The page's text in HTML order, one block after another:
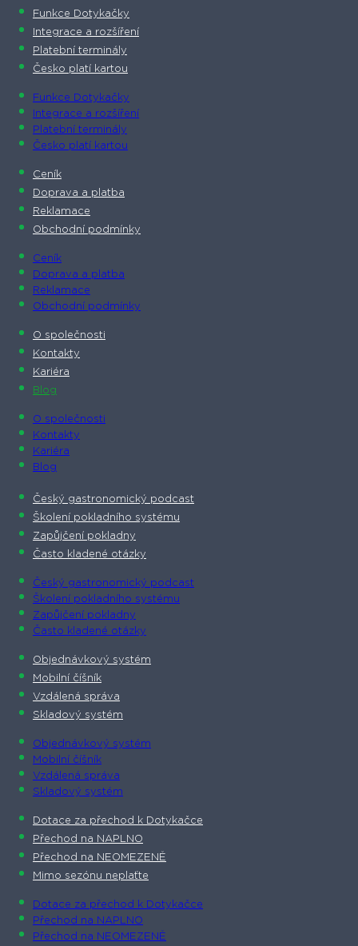
Funkce Dotykačky
Integrace a rozšíření
Platební terminály
Česko platí kartou
Funkce Dotykačky
Integrace a rozšíření
Platební terminály
Česko platí kartou
Ceník
Doprava a platba
Reklamace
Obchodní podmínky
Ceník
Doprava a platba
Reklamace
Obchodní podmínky
O společnosti​
Kontakty
Kariéra
Blog
O společnosti​
Kontakty
Kariéra
Blog
Český gastronomický podcast​
Školení pokladního systému
Zapůjčení pokladny
Často kladené otázky
Český gastronomický podcast​
Školení pokladního systému
Zapůjčení pokladny
Často kladené otázky
Objednávkový systém
Mobilní číšník
Vzdálená správa
Skladový systém
Objednávkový systém
Mobilní číšník
Vzdálená správa
Skladový systém
Dotace za přechod k Dotykačce
Přechod na NAPLNO
Přechod na NEOMEZENĚ
Mimo sezónu neplaťte
Dotace za přechod k Dotykačce
Přechod na NAPLNO
Přechod na NEOMEZENĚ